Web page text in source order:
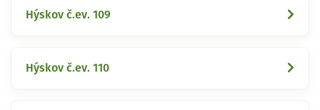
Hýskov č.ev. 109
Hýskov č.ev. 110